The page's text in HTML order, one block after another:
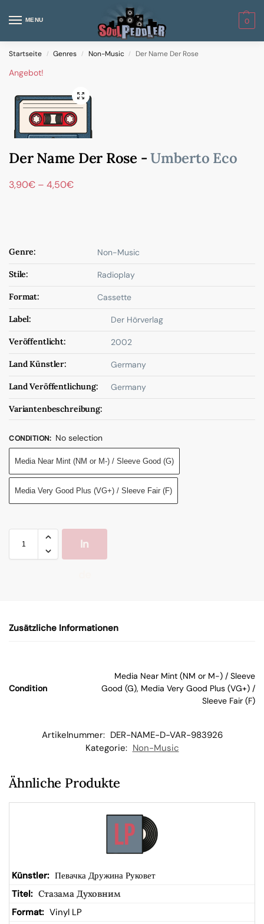
MENU 0
Startseite / Genres / Non-Music / Der Name Der Rose
Angebot!
Der Name Der Rose -Umberto Eco
3,90€ – 4,50€
Genre: Non-Music
Stile: Radioplay
Format: Cassette
Label: Der Hörverlag
Veröffentlicht: 2002
Land Künstler: Germany
Land Veröffentlichung: Germany
Variantenbeschreibung:
CONDITION: No selection
Media Near Mint (NM or M-) / Sleeve Good (G)
Media Very Good Plus (VG+) / Sleeve Fair (F)
In
W
Zusätzliche Informationen
Condition
Media Near Mint (NM or M-) / Sleeve
Good (G), Media Very Good Plus (VG+) /
Sleeve Fair (F)
Artikelnummer: DER-NAME-D-VAR-983926
Kategorie: Non-Music
Ähnliche Produkte
Певачка Дружина Руковет
Стазама Духовним
Vinyl LP